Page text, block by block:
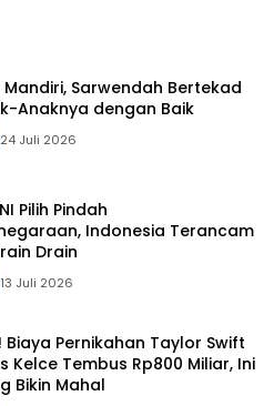
Sarwendah Bertekad
Anaknya dengan Baik
24 Juli 2026
Pilih Pindah
Indonesia Terancam
Drain
13 Juli 2026
Biaya Pernikahan Taylor Swift
Kelce Tembus Rp800 Miliar, Ini
Bikin Mahal